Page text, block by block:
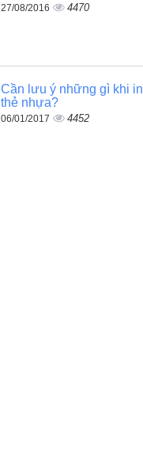
27/08/2016 4470
Cần lưu ý những gì khi in
thẻ nhựa?
06/01/2017 4452